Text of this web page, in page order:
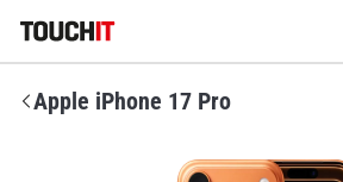
Apple iPhone 17 Pro